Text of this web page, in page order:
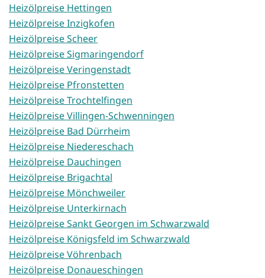
Heizölpreise Hettingen
Heizölpreise Inzigkofen
Heizölpreise Scheer
Heizölpreise Sigmaringendorf
Heizölpreise Veringenstadt
Heizölpreise Pfronstetten
Heizölpreise Trochtelfingen
Heizölpreise Villingen-Schwenningen
Heizölpreise Bad Dürrheim
Heizölpreise Niedereschach
Heizölpreise Dauchingen
Heizölpreise Brigachtal
Heizölpreise Mönchweiler
Heizölpreise Unterkirnach
Heizölpreise Sankt Georgen im Schwarzwald
Heizölpreise Königsfeld im Schwarzwald
Heizölpreise Vöhrenbach
Heizölpreise Donaueschingen